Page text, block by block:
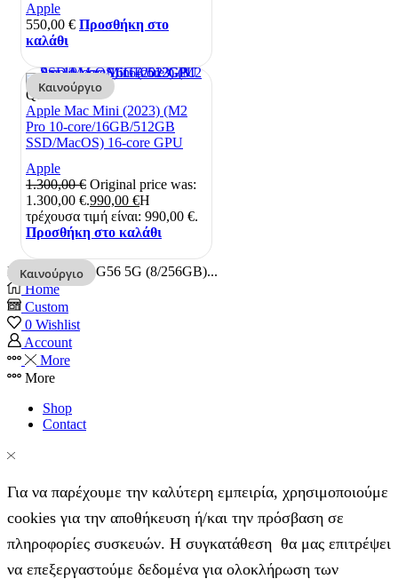
Apple
550,00 € Προσθήκη στο
καλάθι
Καινούργιο
Quick View
Apple Mac Mini (2023) (M2
Pro 10-core/16GB/512GB
SSD/MacOS) 16-core GPU
Apple
1.300,00€ Original price was:
1.300,00 €.990,00 €Η
τρέχουσα τιμή είναι: 990,00 €.
Προσθήκη στο καλάθι
Καινούργιο
Motorola Moto G56 5G (8/256GB)...
Home
Custom
0 Wishlist
Account
More
More
Shop
Contact
Για να παρέχουμε την καλύτερη εμπειρία, χρησιμοποιούμε
cookies για την αποθήκευση ή/και την πρόσβαση σε
πληροφορίες συσκευών. Η συγκατάθεση θα μας επιτρέψει
να επεξεργαστούμε δεδομένα για ολοκλήρωση των